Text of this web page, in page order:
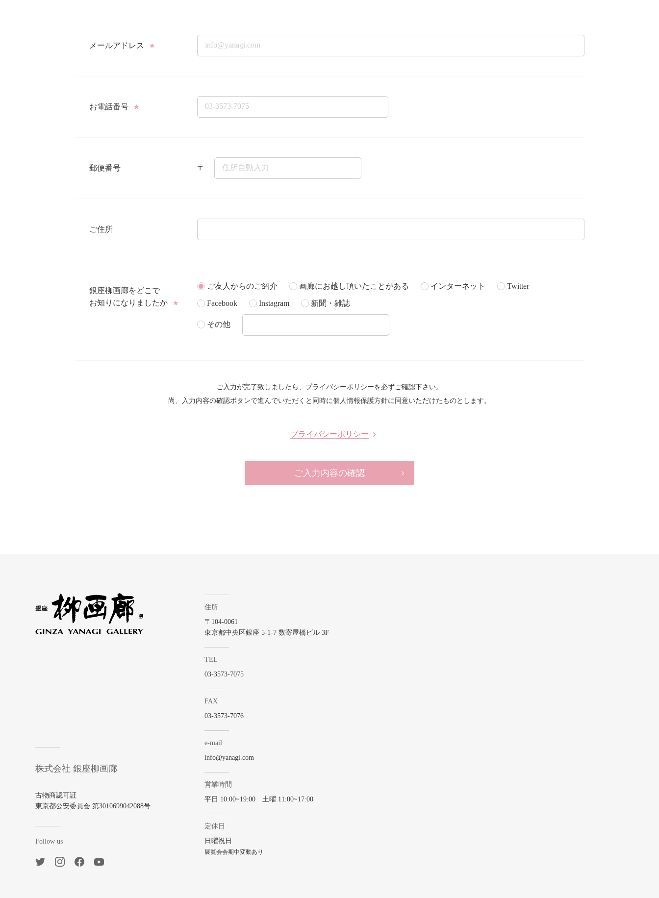
メールアドレス ★
お電話番号 ★
郵便番号 〒
ご住所
銀座柳画廊をどこで
お知りになりましたか
★
ご友人からのご紹介 画廊にお越し頂いたことがある インターネット Twitter
Facebook Instagram 新聞・雑誌
その他
ご入力が完了致しましたら、プライバシーポリシーを必ずご確認下さい。
尚、入力内容の確認ボタンで進んでいただくと同時に個人情報保護方針に同意いただけたものとします。
プライバシーポリシー
ご入力内容の確認
株式会社 銀座柳画廊
古物商認可証
東京都公安委員会 第3010699042088号
Follow us
住所
〒104-0061
東京都中央区銀座 5-1-7 数寄屋橋ビル 3F
TEL
03-3573-7075
FAX
03-3573-7076
e-mail
info@yanagi.com
営業時間
平日 10:00~19:00 土曜 11:00~17:00
定休日
日曜祝日
展覧会会期中変動あり